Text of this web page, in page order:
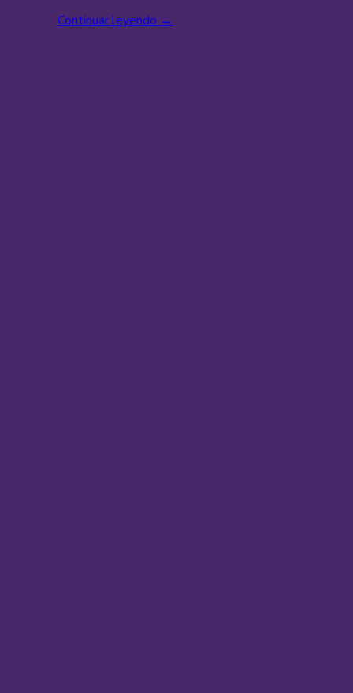
Continuar leyendo →